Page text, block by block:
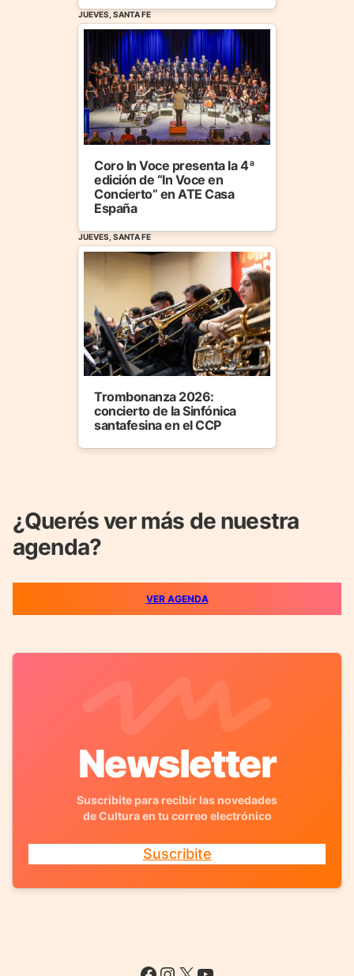
JUEVES, SANTA FE
Coro In Voce presenta la 4ª
edición de “In Voce en
Concierto” en ATE Casa
España
JUEVES, SANTA FE
Trombonanza 2026:
concierto de la Sinfónica
santafesina en el CCP
¿Querés ver más de nuestra
agenda?
VER AGENDA
Newsletter
Suscribite para recibir las novedades
de Cultura en tu correo electrónico
Suscribite